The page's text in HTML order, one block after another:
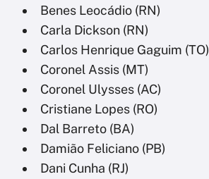
Benes Leocádio (RN)
Carla Dickson (RN)
Carlos Henrique Gaguim (TO)
Coronel Assis (MT)
Coronel Ulysses (AC)
Cristiane Lopes (RO)
Dal Barreto (BA)
Damião Feliciano (PB)
Dani Cunha (RJ)